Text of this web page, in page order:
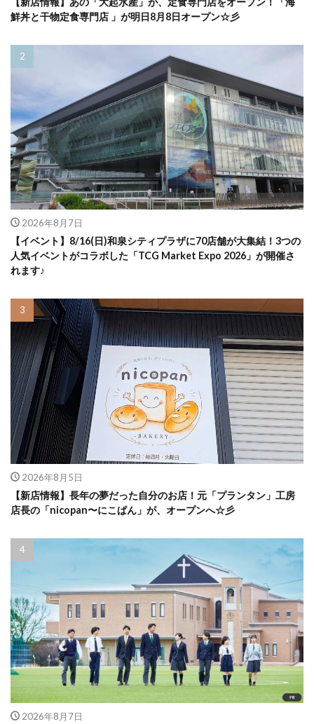
鮮丼と干物定食専門店 」が明日8月8日オープン☆彡
2026年8月7日
【イベント】8/16(日)和泉シティプラザに70店舗が大集結！3つの
人気イベントがコラボした「TCG Market Expo 2026」が開催さ
れます♪
2026年8月5日
【新店情報】長年の夢だった自分のお店！元「プランタン」工房
店長の「nicopan〜にこぱん」が、オープンへ☆彡
2026年8月7日